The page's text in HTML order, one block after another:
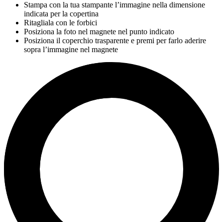
Stampa con la tua stampante l’immagine nella dimensione
indicata per la copertina
Ritagliala con le forbici
Posiziona la foto nel magnete nel punto indicato
Posiziona il coperchio trasparente e premi per farlo aderire
sopra l’immagine nel magnete